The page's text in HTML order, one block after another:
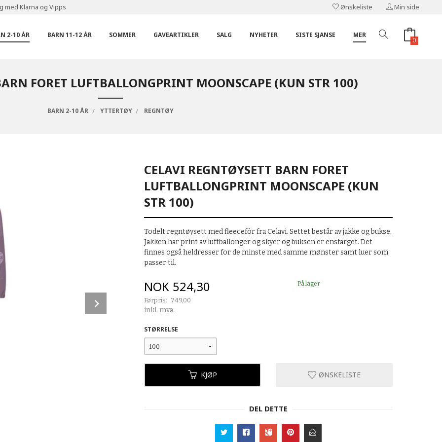
med Klarna og Vipps Ønskeliste Min side
2-10 ÅR BARN 11-12 ÅR SOMMER GAVEARTIKLER SALG NYHETER SISTE SJANSE MER
0
FORET LUFTBALLONGPRINT MOONSCAPE (KUN STR 100)
BARN 2-10 ÅR YTTERTØY REGNTØY
CELAVI REGNTØYSETT BARN FORET
LUFTBALLONGPRINT MOONSCAPE (KUN
STR 100)
Todelt regntøysett med fleecefòr fra Celavi. Settet består av jakke og bukse.
Jakken har print av luftballonger og skyer og buksen er ensfarget. Det
finnes også heldresser for de minste med samme mønster samt luer som
passer til.
Tilbud
NOK 524,30
Førpris: 749,00
Rabatt
inkl. mva.
På lager
STØRRELSE
KJØP ØNSKELISTE
DEL DETTE